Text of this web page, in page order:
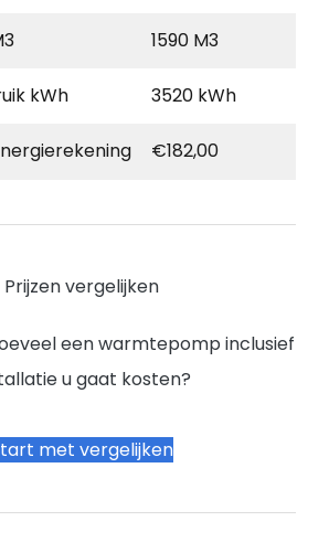
1590 M3
kWh 3520 kWh
€182,00
Prijzen vergelijken
een warmtepomp inclusief
u gaat kosten?
met vergelijken